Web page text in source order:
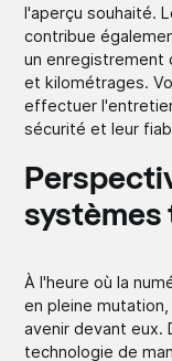
l'aperçu souhaité.
contribue
un enregistrement
et kilométrages.
effectuer
sécurité et leur
systèmes
À l'heure où la
en pleine
avenir devant
technologie de